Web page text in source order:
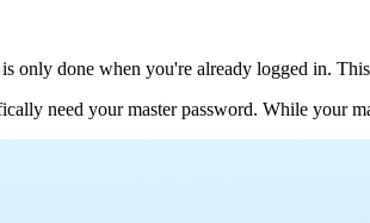
only done when you're already logged in.
need your master password. While your